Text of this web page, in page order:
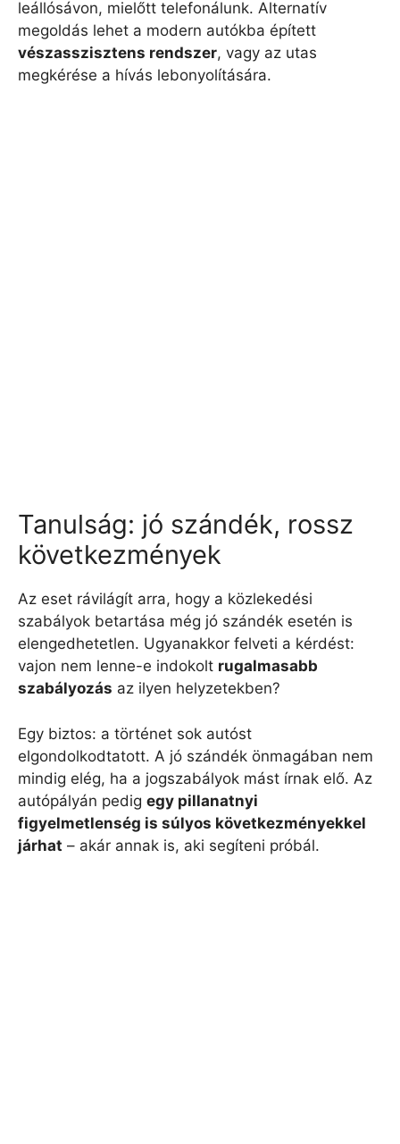
leállósávon, mielőtt telefonálunk. Alternatív
megoldás lehet a modern autókba épített
vészasszisztens rendszer, vagy az utas
megkérése a hívás lebonyolítására.
Tanulság: jó szándék, rossz
következmények
Az eset rávilágít arra, hogy a közlekedési
szabályok betartása még jó szándék esetén is
elengedhetetlen. Ugyanakkor felveti a kérdést:
vajon nem lenne-e indokolt rugalmasabb
szabályozás az ilyen helyzetekben?
Egy biztos: a történet sok autóst
elgondolkodtatott. A jó szándék önmagában nem
mindig elég, ha a jogszabályok mást írnak elő. Az
autópályán pedig egy pillanatnyi
figyelmetlenség is súlyos következményekkel
járhat – akár annak is, aki segíteni próbál.